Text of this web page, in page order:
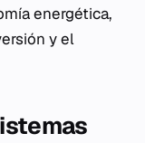
energética,
y el